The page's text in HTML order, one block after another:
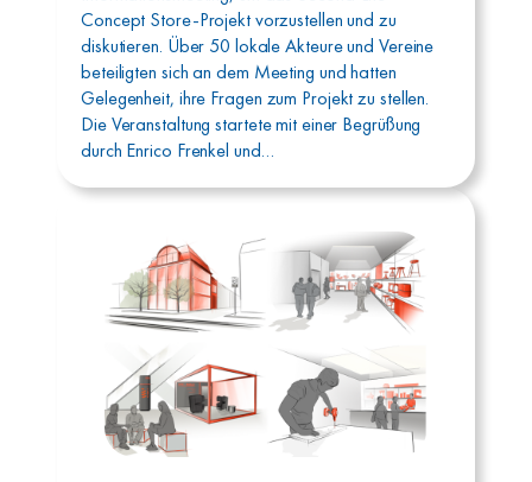
Concept Store-Projekt vorzustellen und zu
diskutieren. Über 50 lokale Akteure und Vereine
beteiligten sich an dem Meeting und hatten
Gelegenheit, ihre Fragen zum Projekt zu stellen.
Die Veranstaltung startete mit einer Begrüßung
durch Enrico Frenkel und…